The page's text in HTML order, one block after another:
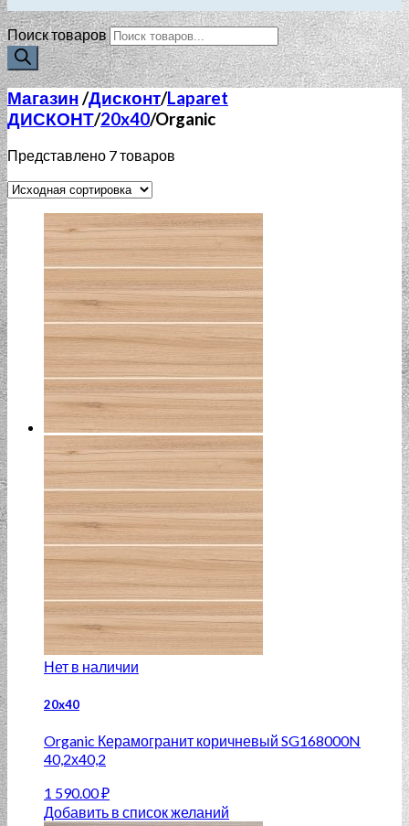
Поиск товаров
Магазин/Дисконт/Laparet
ДИСКОНТ/20x40/Organic
Представлено 7 товаров
Нет в наличии
20x40
Organic Керамогранит коричневый SG168000N
40,2х40,2
1 590.00₽
Добавить в список желаний